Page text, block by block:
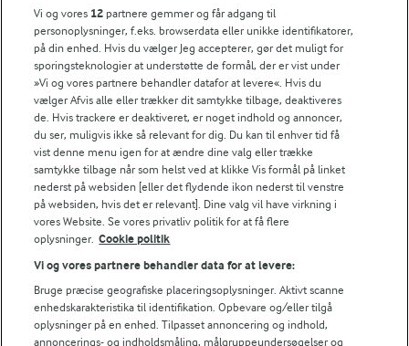
Kvarkdressing
Rør alle ingredienserne sammen og stil dressingen
tildækket i køleskabet i mindst 15 min. Smag til.
Ved serveringen
Kom bønner, løg og tranebær i et fad og drys med salt
og peber. Spis den lune svampepostej sammen med
bønnesalat, kvarkdressing og ristet rugbrød.
Bedømmelse
1 2 3 4 5
Vi og vores 12 partnere gemmer og får adgang til
personoplysninger, f.eks. browserdata eller unikke identifikatorer,
på din enhed. Hvis du vælger Jeg accepterer, gør det muligt for
sporingsteknologier at understøtte de formål, der er vist under
»Vi og vores partnere behandler datafor at levere«. Hvis du
vælger Afvis alle eller trækker dit samtykke tilbage, deaktiveres
de. Hvis trackere er deaktiveret, er noget indhold og annoncer,
du ser, muligvis ikke så relevant for dig. Du kan til enhver tid få
vist denne menu igen for at ændre dine valg eller trække
samtykke tilbage når som helst ved at klikke Vis formål på linket
nederst på websiden [eller det flydende ikon nederst til venstre
på websiden, hvis det er relevant]. Dine valg vil have virkning i
vores Website. Se vores privatliv politik for at få flere
oplysninger. Cookie politik
Vi og vores partnere behandler data for at levere:
Bruge præcise geografiske placeringsoplysninger. Aktivt scanne
enhedskarakteristika til identifikation. Opbevare og/eller tilgå
oplysninger på en enhed. Tilpasset annoncering og indhold,
annoncerings- og indholdsmåling, målgruppeundersøgelser og